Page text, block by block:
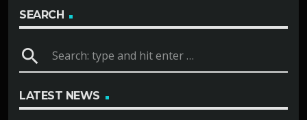
SEARCH
search
LATEST NEWS